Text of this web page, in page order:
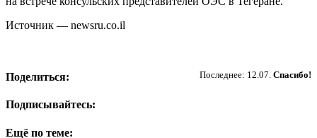
Источник — newsru.co.il
Последнее: 12.07. Спасибо!
Поделиться:
Подписывайтесь:
Ещё по теме: